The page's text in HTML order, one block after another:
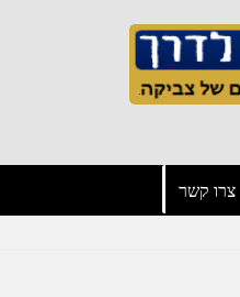
צרו קשר